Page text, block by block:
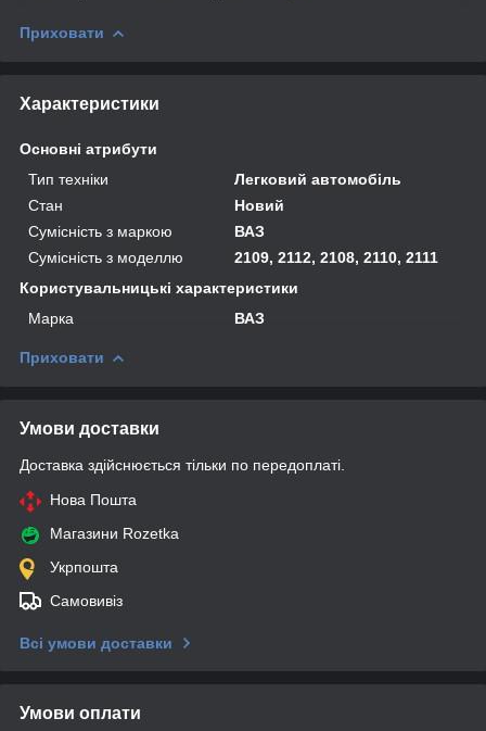
Приховати
Характеристики
Основні атрибути
Тип техніки
Легковий автомобіль
Стан
Новий
Сумісність з маркою
ВАЗ
Сумісність з моделлю
2109, 2112, 2108, 2110, 2111
Користувальницькі характеристики
Марка
ВАЗ
Приховати
Умови доставки
Доставка здійснюється тільки по передоплаті.
Нова Пошта
Магазини Rozetka
Укрпошта
Самовивіз
Всі умови доставки
Умови оплати